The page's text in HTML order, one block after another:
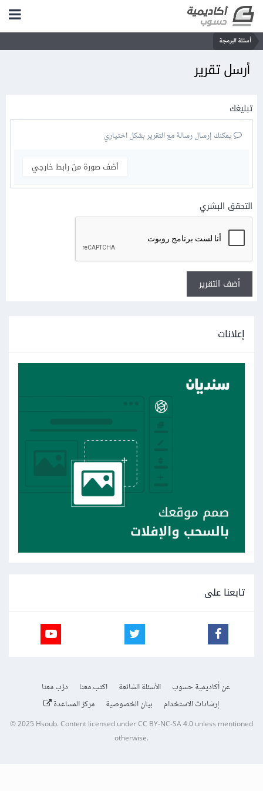
أسئلة البرمجة
أرسل تقرير
تبليغك
يمكنك إرسال رسالة مع التقرير بشكل اختياري
أضف صورة من رابط خارجي
التحقق البشري
أضف التقرير
إعلانات
تابعنا على
عن أكاديمية حسوب الأسئلة الشائعة اكتب معنا
درّب معنا
إرشادات الاستخدام
بيان الخصوصية مركز المساعدة
© 2025 Hsoub.Content licensed underCC BY-NC-SA 4.0unless mentioned
otherwise.